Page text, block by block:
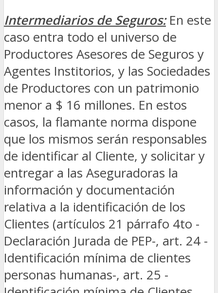
Intermediarios de Seguros:En este
caso entra todo el universo de
Productores Asesores de Seguros y
Agentes Institorios, y las Sociedades
de Productores con un patrimonio
menor a $ 16 millones. En estos
casos, la flamante norma dispone
que los mismos serán responsables
de identificar al Cliente, y solicitar y
entregar a las Aseguradoras la
información y documentación
relativa a la identificación de los
Clientes (artículos 21 párrafo 4to -
Declaración Jurada de PEP-, art. 24 -
Identificación mínima de clientes
personas humanas-, art. 25 -